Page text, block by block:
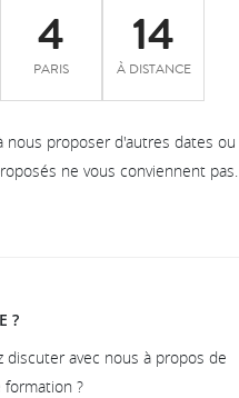
4
PARIS
14
À DISTANCE
nous proposer d'autres dates ou
ne vous conviennent pas.
?
discuter avec nous à propos de
?